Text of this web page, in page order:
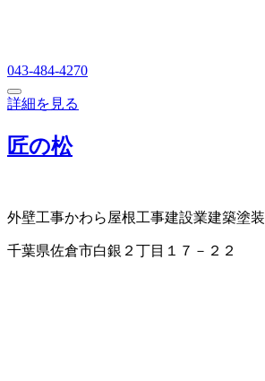
043-484-4270
詳細を見る
匠の松
外壁工事かわら屋根工事建設業建築塗装
千葉県佐倉市白銀２丁目１７－２２